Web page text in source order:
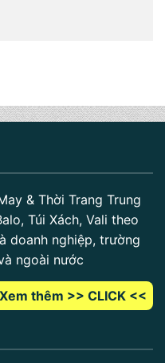
& Thời Trang Trung
Túi Xách, Vali theo
doanh nghiệp, trường
ngoài nước
Xem thêm >> CLICK <<